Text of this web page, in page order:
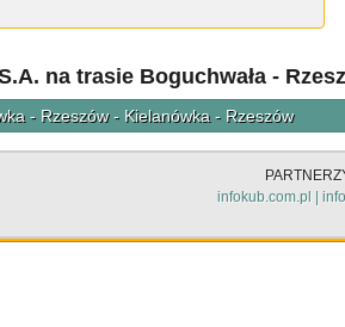
na trasie Boguchwała -
- Rzeszów - Kielanówka - Rzeszów
infokub.com.pl |